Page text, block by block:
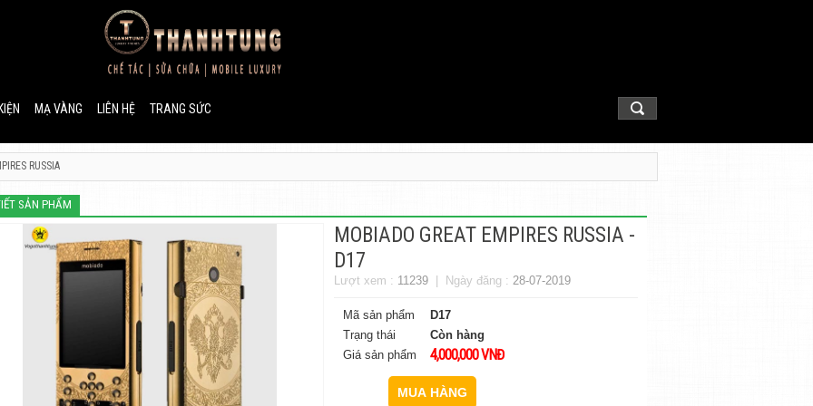
MẠ VÀNG LIÊN HỆ TRANG SỨC
RUSSIA
SẢN PHẨM
MOBIADO GREAT EMPIRES RUSSIA -
D17
Lượt xem : 11239 | Ngày đăng : 28-07-2019
Mã sản phẩm
D17
Trạng thái
Còn hàng
Giá sản phẩm
4,000,000 VNĐ
MUA HÀNG